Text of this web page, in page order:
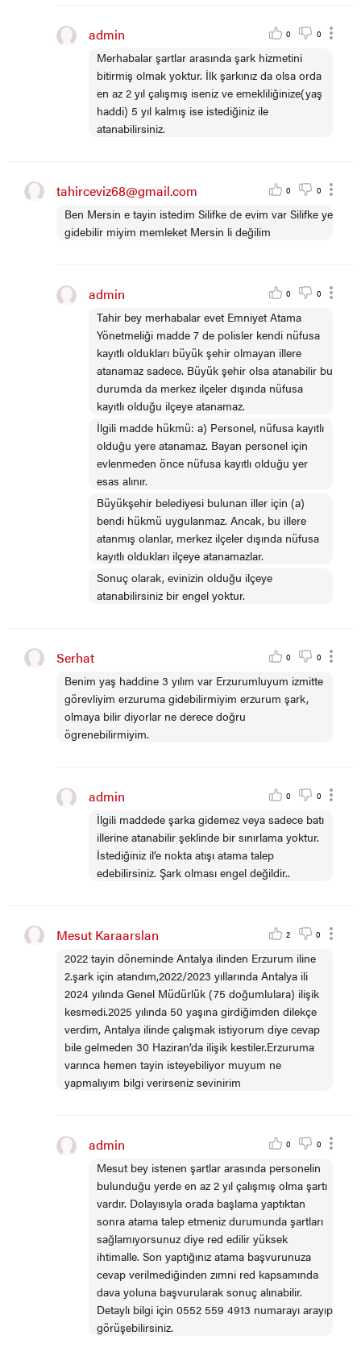
admin 0 0
Merhabalar şartlar arasında şark hizmetini
bitirmiş olmak yoktur. İlk şarkınız da olsa orda
en az 2 yıl çalışmış iseniz ve emekliliğinize(yaş
haddi) 5 yıl kalmış ise istediğiniz ile
atanabilirsiniz.
tahirceviz68@gmail.com 0 0
Ben Mersin e tayin istedim Silifke de evim var Silifke ye
gidebilir miyim memleket Mersin li değilim
admin 0 0
Tahir bey merhabalar evet Emniyet Atama
Yönetmeliği madde 7 de polisler kendi nüfusa
kayıtlı oldukları büyük şehir olmayan illere
atanamaz sadece. Büyük şehir olsa atanabilir bu
durumda da merkez ilçeler dışında nüfusa
kayıtlı olduğu ilçeye atanamaz.
İlgili madde hükmü: a) Personel, nüfusa kayıtlı
olduğu yere atanamaz. Bayan personel için
evlenmeden önce nüfusa kayıtlı olduğu yer
esas alınır.
Büyükşehir belediyesi bulunan iller için (a)
bendi hükmü uygulanmaz. Ancak, bu illere
atanmış olanlar, merkez ilçeler dışında nüfusa
kayıtlı oldukları ilçeye atanamazlar.
Sonuç olarak, evinizin olduğu ilçeye
atanabilirsiniz bir engel yoktur.
Serhat 0 0
Benim yaş haddine 3 yılım var Erzurumluyum izmitte
görevliyim erzuruma gidebilirmiyim erzurum şark,
olmaya bilir diyorlar ne derece doğru
ögrenebilirmiyim.
admin 0 0
İlgili maddede şarka gidemez veya sadece batı
illerine atanabilir şeklinde bir sınırlama yoktur.
İstediğiniz il’e nokta atışı atama talep
edebilirsiniz. Şark olması engel değildir..
Mesut Karaarslan 2 0
2022 tayin döneminde Antalya ilinden Erzurum iline
2.şark için atandım,2022/2023 yıllarında Antalya ili
2024 yılında Genel Müdürlük (75 doğumlulara) ilişik
kesmedi.2025 yılında 50 yaşına girdiğimden dilekçe
verdim, Antalya ilinde çalışmak istiyorum diye cevap
bile gelmeden 30 Haziran’da ilişik kestiler.Erzuruma
varınca hemen tayin isteyebiliyor muyum ne
yapmalıyım bilgi verirseniz sevinirim
admin 0 0
Mesut bey istenen şartlar arasında personelin
bulunduğu yerde en az 2 yıl çalışmış olma şartı
vardır. Dolayısıyla orada başlama yaptıktan
sonra atama talep etmeniz durumunda şartları
sağlamıyorsunuz diye red edilir yüksek
ihtimalle. Son yaptığınız atama başvurunuza
cevap verilmediğinden zımni red kapsamında
dava yoluna başvurularak sonuç alınabilir.
Detaylı bilgi için 0552 559 4913 numarayı arayıp
görüşebilirsiniz.